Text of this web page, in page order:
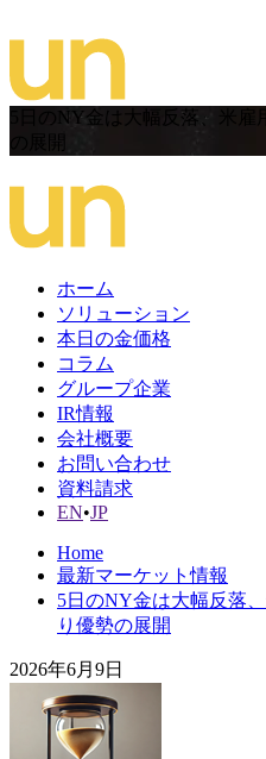
5日のNY金は大幅反落、米
ホーム
ソリューション
本日の金価格
コラム
グループ企業
IR情報
会社概要
お問い合わせ
資料請求
EN•JP
Home
最新マーケット情報
5日のNY金は大幅反落
り優勢の展開
2026年6月9日